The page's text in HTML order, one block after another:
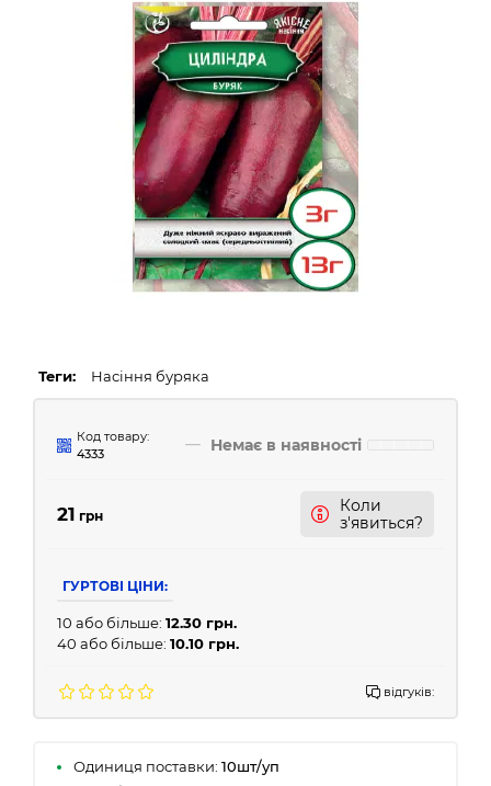
Теги: Насіння буряка
Код товару:
4333
Немає в наявності
21 грн
Коли
з'явиться?
ГУРТОВІ ЦІНИ:
10 або більше: 12.30 грн.
40 або більше: 10.10 грн.
відгуків:
Одиниця поставки: 10шт/уп